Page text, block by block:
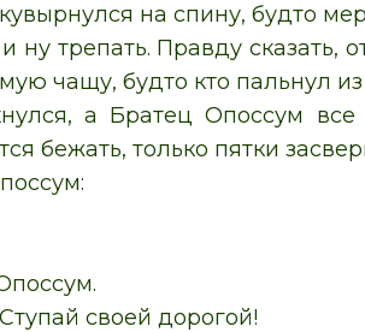
на спину, будто
трепать. Правду сказать,
чащу, будто кто пальнул
а Братец Опоссум
бежать, только пятки
своей дорогой!